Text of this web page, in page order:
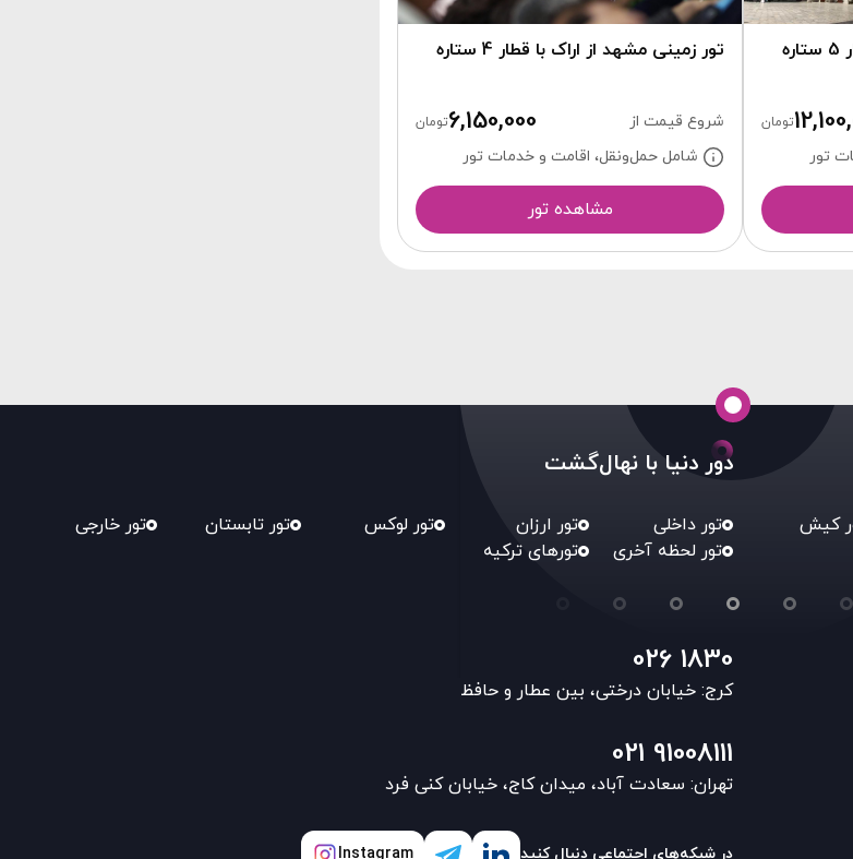
تومان
تور
تور زمینی مشهد از اراک با قطار 4 ستاره
شروع قیمت از 6,150,000تومان
شامل حمل‌ونقل، اقامت و خدمات تور
مشاهده تور
کیش
دور دنیا با نهال‌گشت
تور داخلی تور ارزان تور لوکس تور تابستان
تور خارجی
تور لحظه آخری
تورهای ترکیه
026 1830
کرج: خیابان درختی، بین عطار و حافظ
021 91008111
تهران: سعادت آباد، میدان کاج، خیابان کنی فرد
در شبکه‌های اجتماعی دنبال کنید Instagram